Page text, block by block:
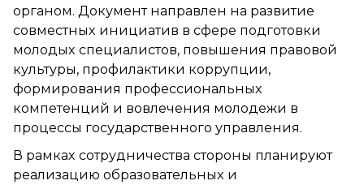
органом. Документ направлен на развитие
совместных инициатив в сфере подготовки
молодых специалистов, повышения правовой
культуры, профилактики коррупции,
формирования профессиональных
компетенций и вовлечения молодежи в
процессы государственного управления.
В рамках сотрудничества стороны планируют
реализацию образовательных и